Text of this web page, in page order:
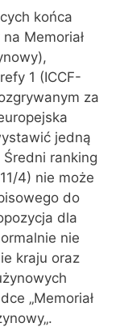
końca
Memoriał
1 (ICCF-
za
jedną
ranking
4) nie może
do
dla
nie
kraju oraz
„Memoriał